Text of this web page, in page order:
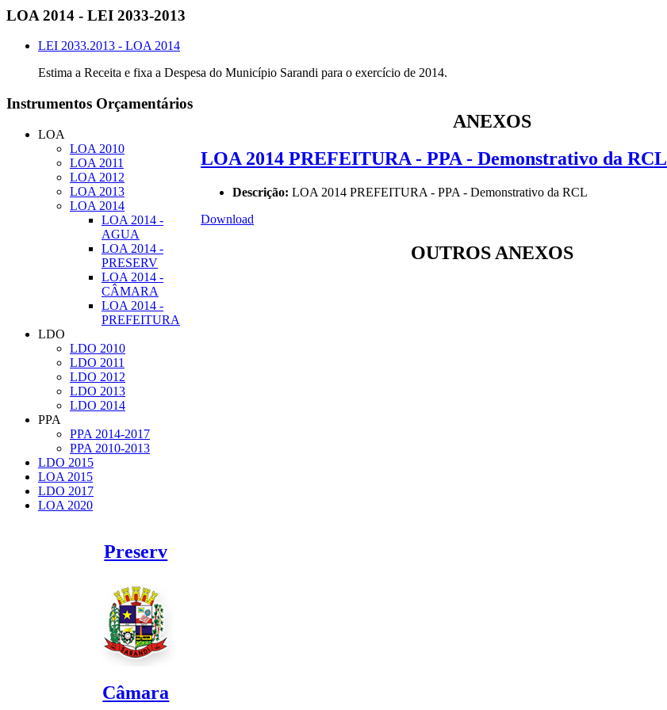
LOA 2014 - LEI 2033-2013
LEI 2033.2013 - LOA 2014
Estima a Receita e fixa a Despesa do Município Sarandi para o exercício de 2014.
ANEXOS
LOA 2014 PREFEITURA - PPA - Demonstrativo da RCL
Descrição: LOA 2014 PREFEITURA - PPA - Demonstrativo da RCL
Download
OUTROS ANEXOS
Instrumentos Orçamentários
LOA
LOA 2010
LOA 2011
LOA 2012
LOA 2013
LOA 2014
LOA 2014 -
AGUA
LOA 2014 -
PRESERV
LOA 2014 -
CÂMARA
LOA 2014 -
PREFEITURA
LDO
LDO 2010
LDO 2011
LDO 2012
LDO 2013
LDO 2014
PPA
PPA 2014-2017
PPA 2010-2013
LDO 2015
LOA 2015
LDO 2017
LOA 2020
Preserv
Câmara